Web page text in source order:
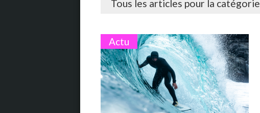
Tous les articles pour la catégorie
Actu